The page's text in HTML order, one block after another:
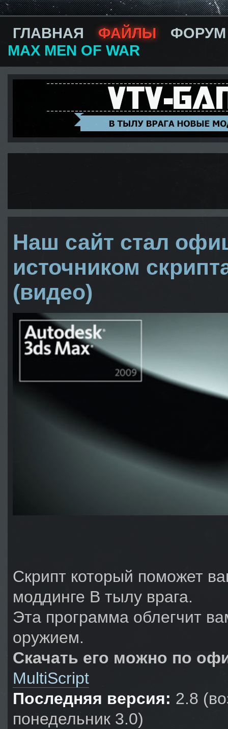
ГЛАВНАЯ ФАЙЛЫ
ФОРУМ
MAX MEN OF WAR
Наш сайт стал
источником
(видео)
Скрипт который поможет
моддинге В тылу врага.
Эта программа облегчит
оружием.
Скачать его можно по
MultiScript
Последняя версия: 2.8
понедельник 3.0)